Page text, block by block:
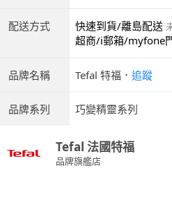
配送方式 快速到貨/離島配送
超商/i郵箱/myfone
品牌名稱 Tefal 特福 ． 追蹤
品牌系列 巧變精靈系列
Tefal 法國特福
品牌旗艦店